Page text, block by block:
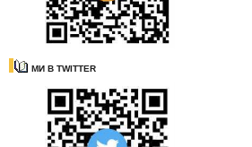
МИ В TWITTER